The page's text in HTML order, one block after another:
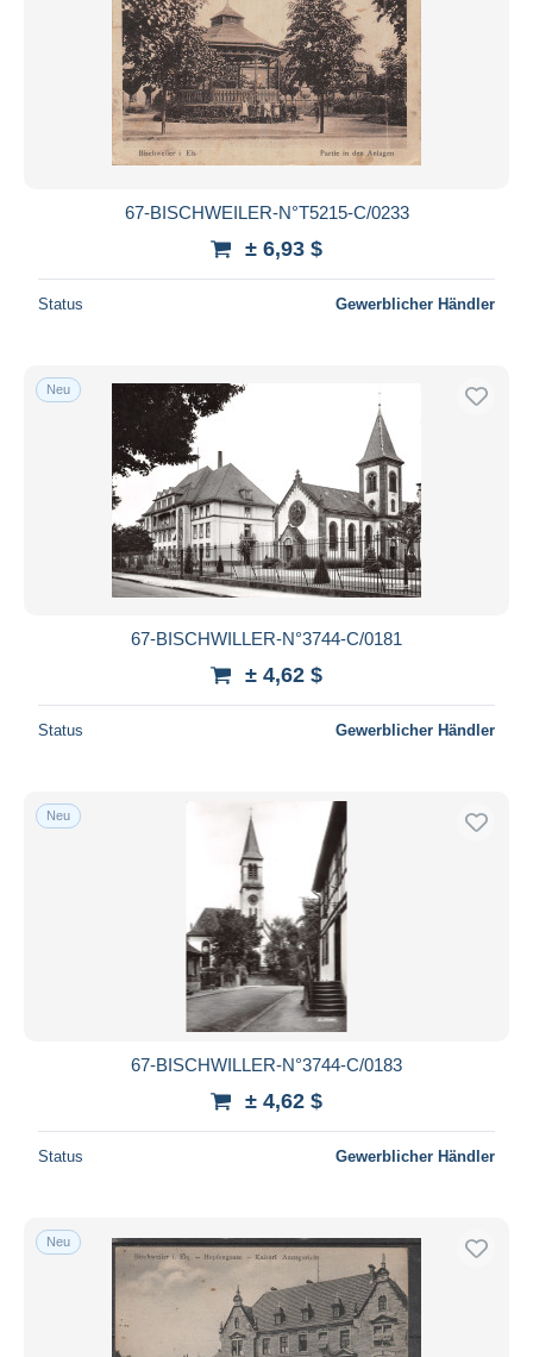
67-BISCHWEILER-N°T5215-C/0233
± 6,93 $
Status Gewerblicher Händler
Neu
67-BISCHWILLER-N°3744-C/0181
± 4,62 $
Status Gewerblicher Händler
Neu
67-BISCHWILLER-N°3744-C/0183
± 4,62 $
Status Gewerblicher Händler
Neu